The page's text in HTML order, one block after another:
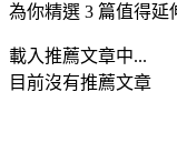
為你精選 3 篇值得延
載入推薦文章中...
目前沒有推薦文章